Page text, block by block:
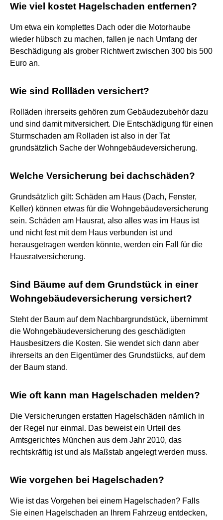
Wie viel kostet Hagelschaden entfernen?
Um etwa ein komplettes Dach oder die Motorhaube
wieder hübsch zu machen, fallen je nach Umfang der
Beschädigung als grober Richtwert zwischen 300 bis 500
Euro an.
Wie sind Rollläden versichert?
Rolläden ihrerseits gehören zum Gebäudezubehör dazu
und sind damit mitversichert. Die Entschädigung für einen
Sturmschaden am Rolladen ist also in der Tat
grundsätzlich Sache der Wohngebäudeversicherung.
Welche Versicherung bei dachschäden?
Grundsätzlich gilt: Schäden am Haus (Dach, Fenster,
Keller) können etwas für die Wohngebäudeversicherung
sein. Schäden am Hausrat, also alles was im Haus ist
und nicht fest mit dem Haus verbunden ist und
herausgetragen werden könnte, werden ein Fall für die
Hausratversicherung.
Sind Bäume auf dem Grundstück in einer
Wohngebäudeversicherung versichert?
Steht der Baum auf dem Nachbargrundstück, übernimmt
die Wohngebäudeversicherung des geschädigten
Hausbesitzers die Kosten. Sie wendet sich dann aber
ihrerseits an den Eigentümer des Grundstücks, auf dem
der Baum stand.
Wie oft kann man Hagelschaden melden?
Die Versicherungen erstatten Hagelschäden nämlich in
der Regel nur einmal. Das beweist ein Urteil des
Amtsgerichtes München aus dem Jahr 2010, das
rechtskräftig ist und als Maßstab angelegt werden muss.
Wie vorgehen bei Hagelschaden?
Wie ist das Vorgehen bei einem Hagelschaden? Falls
Sie einen Hagelschaden an Ihrem Fahrzeug entdecken,